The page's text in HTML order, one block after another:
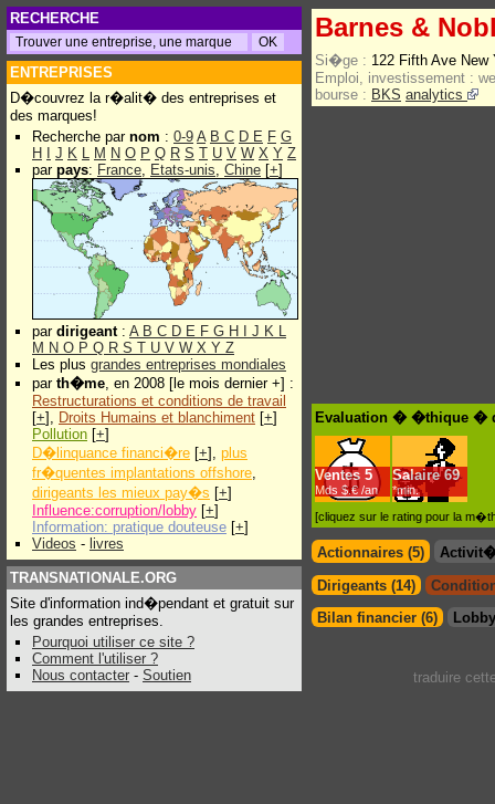
RECHERCHE
ENTREPRISES
D�couvrez la r�alit� des entreprises et
des marques!
Recherche par nom : 0-9 A B C D E F G
H
J K L M N O P Q R S T U V W X Y Z
par pays: France, Etats-unis, Chine [+]
par dirigeant: A B C D E F G H J K L
M N O P Q R S T U V W X Y Z
Les plus grandes entreprises mondiales
par th�me, en 2008 [le mois dernier +] :
Restructurations et conditions de travail
[+], Droits Humains et blanchiment [+]
Pollution [+]
D�linquance financi�re [+], plus
fr�quentes implantations offshore,
dirigeants les mieux pay�s [+]
Influence:corruption/lobby [+]
Information: pratique douteuse [+]
Videos - livres
TRANSNATIONALE.ORG
Site d'information ind�pendant et gratuit sur
les grandes entreprises.
Pourquoi utiliser ce site ?
Comment l'utiliser ?
Nous contacter - Soutien
Barnes &
Si�ge : 122 Fifth Ave
Emploi, investissement :
bourse : BKS analytics
Evaluation � �thique �
Ventes 5
Mds $.€ /an
Salaire 69
*min.
[cliquez sur le rating pour la
Actionnaires (5)
Dirigeants (14)
Bilan financier (6)
traduire